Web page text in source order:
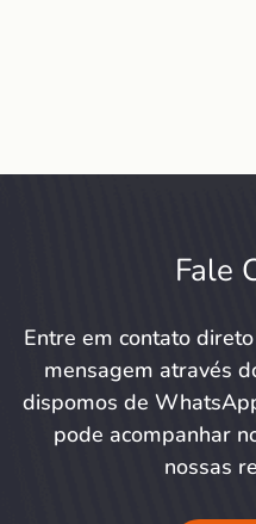
Fale
Entre em contato
mensagem através
dispomos de
pode acompanhar
nossas